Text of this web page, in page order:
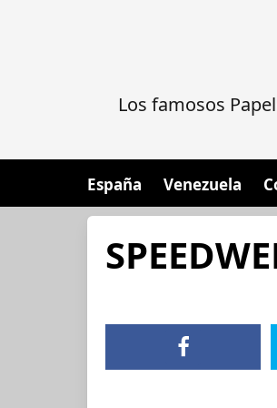
Los famosos
España Venezuela